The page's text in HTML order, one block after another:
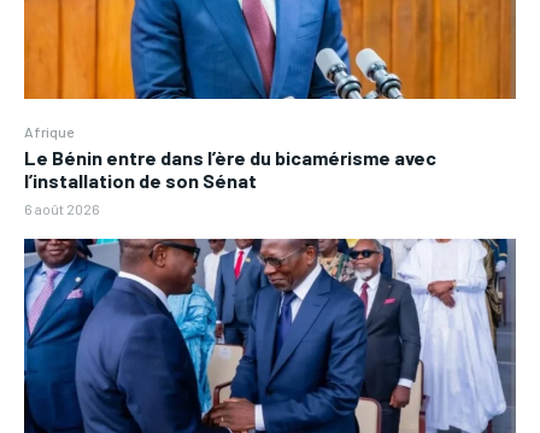
Afrique
Le Bénin entre dans l’ère du bicamérisme avec
l’installation de son Sénat
6 août 2026